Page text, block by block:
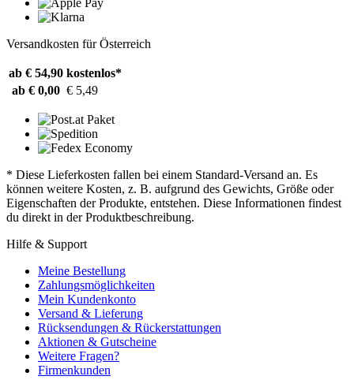
Versandkosten für Österreich
ab € 54,90 kostenlos*
ab € 0,00 € 5,49
* Diese Lieferkosten fallen bei einem Standard-Versand an. Es
können weitere Kosten, z. B. aufgrund des Gewichts, Größe oder
Eigenschaften der Produkte, entstehen. Diese Informationen findest
du direkt in der Produktbeschreibung.
Hilfe & Support
Meine Bestellung
Zahlungsmöglichkeiten
Mein Kundenkonto
Versand & Lieferung
Rücksendungen & Rückerstattungen
Aktionen & Gutscheine
Weitere Fragen?
Firmenkunden